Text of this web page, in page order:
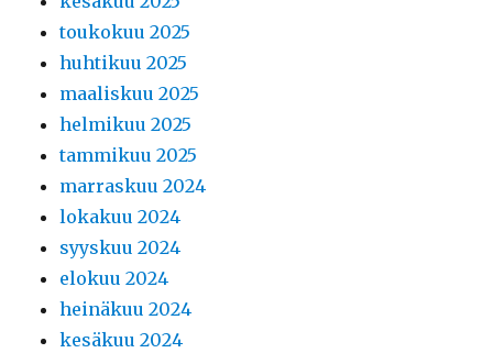
toukokuu 2025
huhtikuu 2025
maaliskuu 2025
helmikuu 2025
tammikuu 2025
marraskuu 2024
lokakuu 2024
syyskuu 2024
elokuu 2024
heinäkuu 2024
kesäkuu 2024